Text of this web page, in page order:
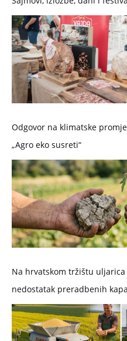
Odgovor na klimatske
„Agro eko susreti“
Na hrvatskom tržištu
nedostatak preradbenih